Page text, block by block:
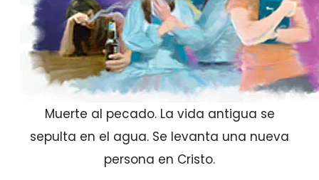
Muerte al pecado. La vida antigua se
sepulta en el agua. Se levanta una nueva
persona en Cristo.